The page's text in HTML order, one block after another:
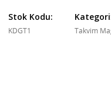
Stok Kodu:
KDGT1 Takvim